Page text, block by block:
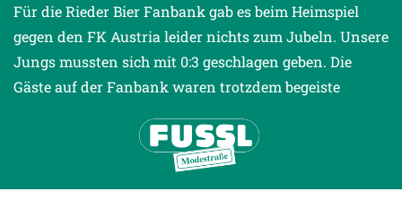
Für die Rieder Bier Fanbank gab es beim Heimspiel
gegen den FK Austria leider nichts zum Jubeln. Unsere
Jungs mussten sich mit 0:3 geschlagen geben. Die
Gäste auf der Fanbank waren trotzdem begeiste